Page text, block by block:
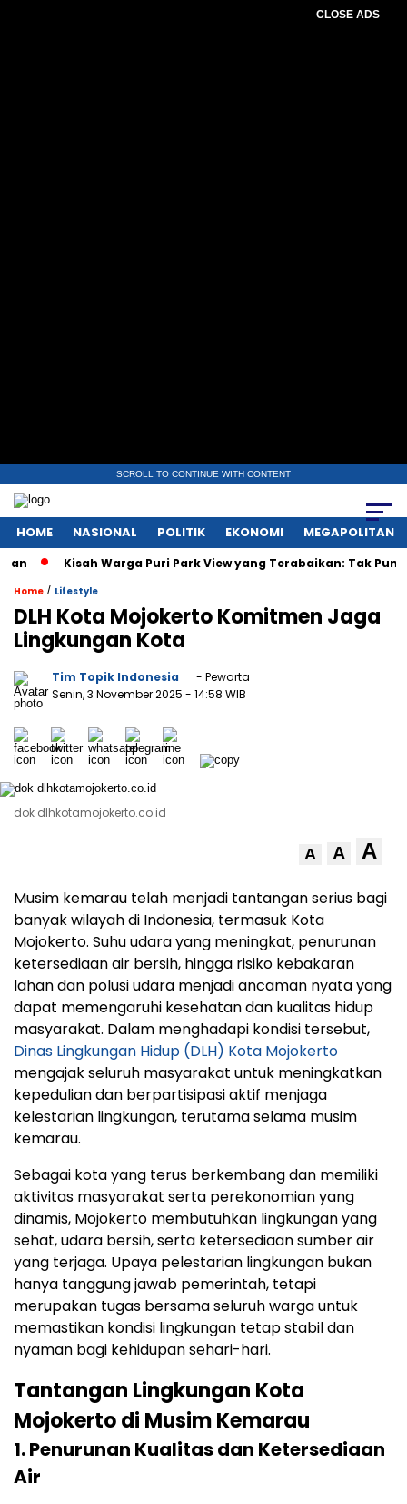
CLOSE ADS
SCROLL TO CONTINUE WITH CONTENT
HOME NASIONAL POLITIK EKONOMI MEGAPOLITAN
Kisah Warga Puri Park View yang Terabaikan: Tak Punya AJB,
Home / Lifestyle
DLH Kota Mojokerto Komitmen Jaga
Lingkungan Kota
Tim Topik Indonesia
- Pewarta
Senin, 3 November 2025 - 14:58 WIB
dok dlhkotamojokerto.co.id
A A A
Musim kemarau telah menjadi tantangan serius bagi
banyak wilayah di Indonesia, termasuk Kota
Mojokerto. Suhu udara yang meningkat, penurunan
ketersediaan air bersih, hingga risiko kebakaran
lahan dan polusi udara menjadi ancaman nyata yang
dapat memengaruhi kesehatan dan kualitas hidup
masyarakat. Dalam menghadapi kondisi tersebut,
Dinas Lingkungan Hidup (DLH) Kota Mojokerto
mengajak seluruh masyarakat untuk meningkatkan
kepedulian dan berpartisipasi aktif menjaga
kelestarian lingkungan, terutama selama musim
kemarau.
Sebagai kota yang terus berkembang dan memiliki
aktivitas masyarakat serta perekonomian yang
dinamis, Mojokerto membutuhkan lingkungan yang
sehat, udara bersih, serta ketersediaan sumber air
yang terjaga. Upaya pelestarian lingkungan bukan
hanya tanggung jawab pemerintah, tetapi
merupakan tugas bersama seluruh warga untuk
memastikan kondisi lingkungan tetap stabil dan
nyaman bagi kehidupan sehari-hari.
Tantangan Lingkungan Kota
Mojokerto di Musim Kemarau
1. Penurunan Kualitas dan Ketersediaan
Air